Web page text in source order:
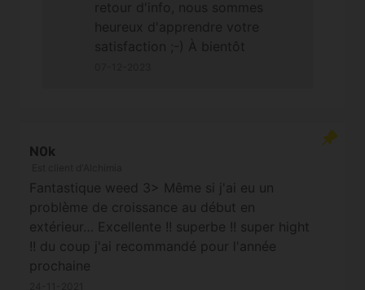
N0k
Fantastique weed 3> Même si j'ai eu un
problème de croissance au début en
extérieur… Excellente !! superbe !! super hight
!! du coup j'ai recommandé pour l'année
prochaine